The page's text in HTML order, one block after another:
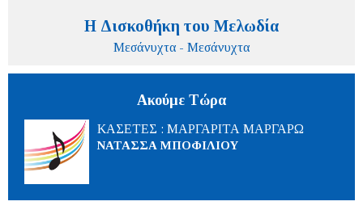
Η Δισκοθήκη του Μελωδία
Μεσάνυχτα - Μεσάνυχτα
Ακούμε Τώρα
ΚΑΣΕΤΕΣ : ΜΑΡΓΑΡΙΤΑ ΜΑΡΓΑΡΩ
ΝΑΤΑΣΣΑ ΜΠΟΦΙΛΙΟΥ